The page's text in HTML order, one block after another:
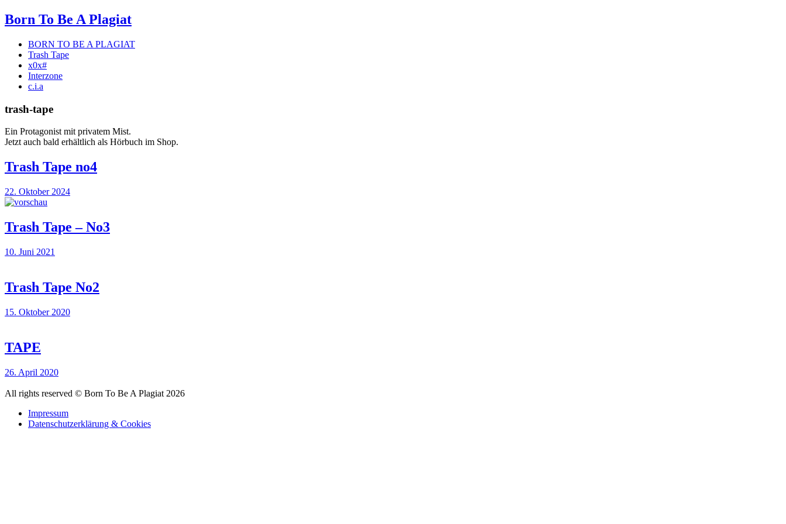
Born To Be A Plagiat
BORN TO BE A PLAGIAT
Trash Tape
x0x#
Interzone
c.i.a
trash-tape
Ein Protagonist mit privatem Mist.
Jetzt auch bald erhältlich als Hörbuch im Shop.
Trash Tape no4
Posted
on
22. Oktober 2024
Trash Tape – No3
Posted
10. Juni 2021
Trash Tape No2
Posted
15. Oktober 2020
TAPE
Posted
26. April 2020
All rights reserved © Born To Be A Plagiat 2026
Impressum
Datenschutzerklärung & Cookies